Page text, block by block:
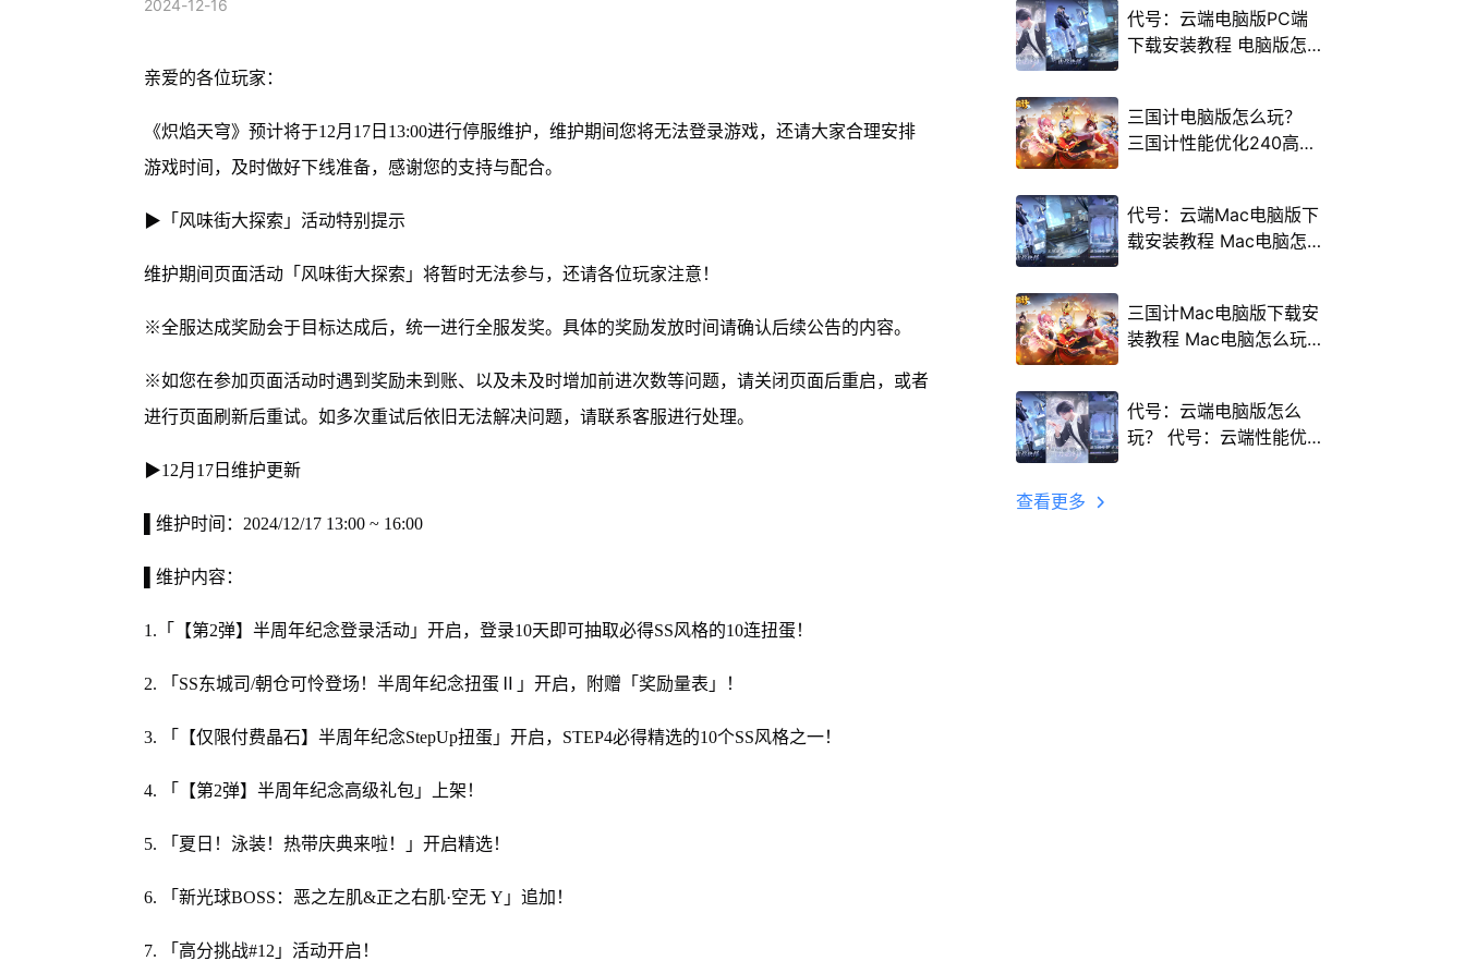
2024-12-16
亲爱的各位玩家：
《炽焰天穹》预计将于12月17日13:00进行停服维护，维护期间您将无法登录游戏，还请大家合理安排
游戏时间，及时做好下线准备，感谢您的支持与配合。
▶「风味街大探索」活动特别提示
维护期间页面活动「风味街大探索」将暂时无法参与，还请各位玩家注意！
※全服达成奖励会于目标达成后，统一进行全服发奖。具体的奖励发放时间请确认后续公告的内容。
※如您在参加页面活动时遇到奖励未到账、以及未及时增加前进次数等问题，请关闭页面后重启，或者
进行页面刷新后重试。如多次重试后依旧无法解决问题，请联系客服进行处理。
▶12月17日维护更新
▌维护时间：2024/12/17 13:00 ~ 16:00
▌维护内容：
1.「【第2弹】半周年纪念登录活动」开启，登录10天即可抽取必得SS风格的10连扭蛋！
2. 「SS东城司/朝仓可怜登场！半周年纪念扭蛋Ⅱ」开启，附赠「奖励量表」！
3. 「【仅限付费晶石】半周年纪念StepUp扭蛋」开启，STEP4必得精选的10个SS风格之一！
4. 「【第2弹】半周年纪念高级礼包」上架！
5. 「夏日！泳装！热带庆典来啦！」开启精选！
6. 「新光球BOSS：恶之左肌&正之右肌·空无 Y」追加！
7. 「高分挑战#12」活动开启！
代号：云端电脑版PC端
下载安装教程 电脑版怎
三国计电脑版怎么玩？
三国计性能优化240高帧
代号：云端Mac电脑版下
载安装教程 Mac电脑怎
三国计Mac电脑版下载安
装教程 Mac电脑怎么玩
代号：云端电脑版怎么
玩？ 代号：云端性能优
查看更多